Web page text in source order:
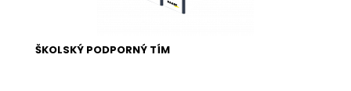
ŠKOLSKÝ PODPORNÝ TÍM